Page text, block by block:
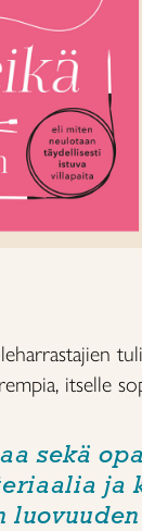
itselle
sekä
ja